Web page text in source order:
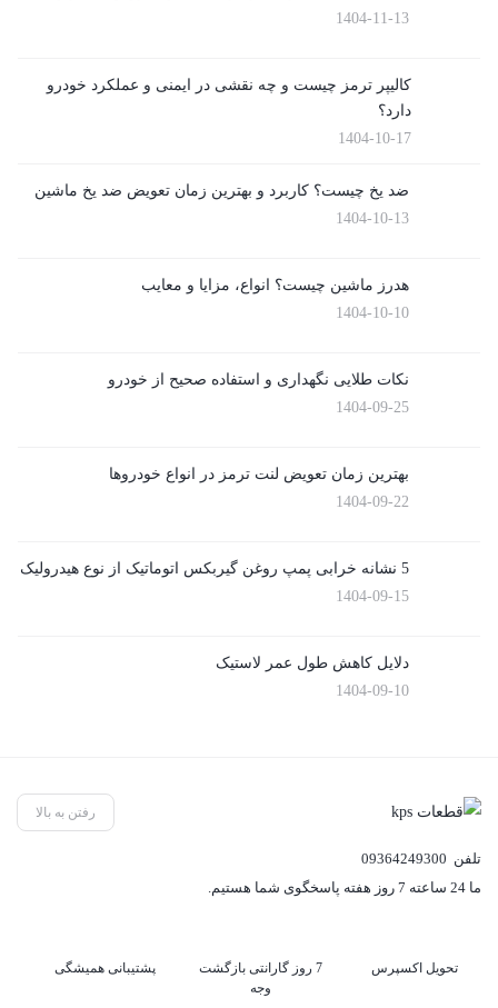
1404-11-13
کالیپر ترمز چیست و چه نقشی در ایمنی و عملکرد خودرو
دارد؟
1404-10-17
ضد یخ چیست؟ کاربرد و بهترین زمان تعویض ضد یخ ماشین
1404-10-13
هدرز ماشین چیست؟ انواع، مزایا و معایب
1404-10-10
نکات طلایی نگهداری و استفاده صحیح از خودرو
1404-09-25
بهترین زمان تعویض لنت ترمز در انواع خودروها
1404-09-22
5 نشانه خرابی پمپ روغن گیربکس اتوماتیک از نوع هیدرولیک
1404-09-15
دلایل کاهش طول عمر لاستیک
1404-09-10
رفتن به بالا
تلفن 09364249300
ما 24 ساعته 7 روز هفته پاسخگوی شما هستیم.
تحویل اکسپرس
7 روز گارانتی بازگشت
وجه
پشتیبانی همیشگی